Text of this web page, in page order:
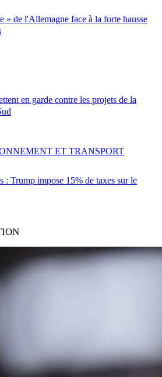
» de l'Allemagne face à la forte hausse
en garde contre les projets de la
: Trump impose 15% de taxes sur le
ET TRANSPORT